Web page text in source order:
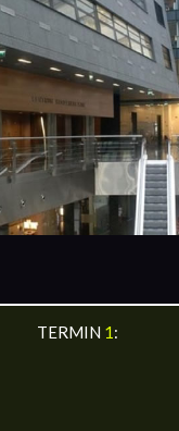
TERMIN 1: